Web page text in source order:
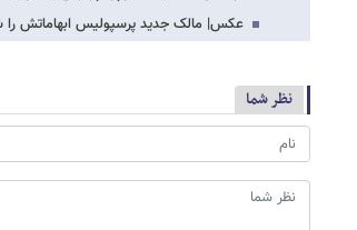
عکس| مالک جدید پرسپولیس ابهاماتش را
نظر شما